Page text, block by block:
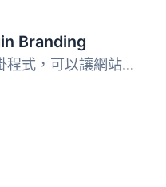
Branding
這是一個簡單的外掛程式，可以讓網站開發人員和設計師為其客...